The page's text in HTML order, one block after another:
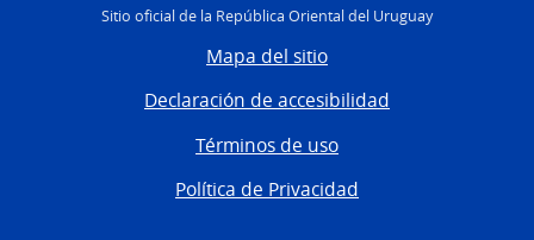
Sitio oficial de la República Oriental del Uruguay
Mapa del sitio
Declaración de accesibilidad
Términos de uso
Política de Privacidad